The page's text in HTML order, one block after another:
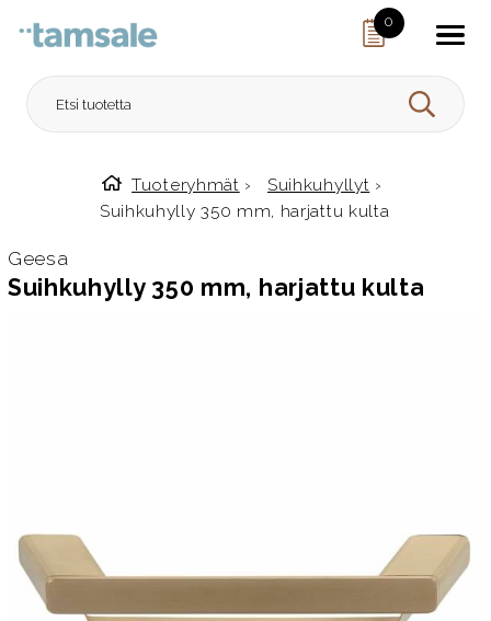
0
HAE
Etusivulle
Tuoteryhmät › Suihkuhyllyt ›
Suihkuhylly 350 mm, harjattu kulta
Geesa
Suihkuhylly 350 mm, harjattu kulta